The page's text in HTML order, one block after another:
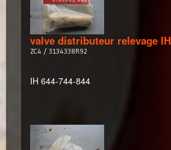
valve distributeur relevage IH
ZC4 / 3134338R92
IH 644-744-844